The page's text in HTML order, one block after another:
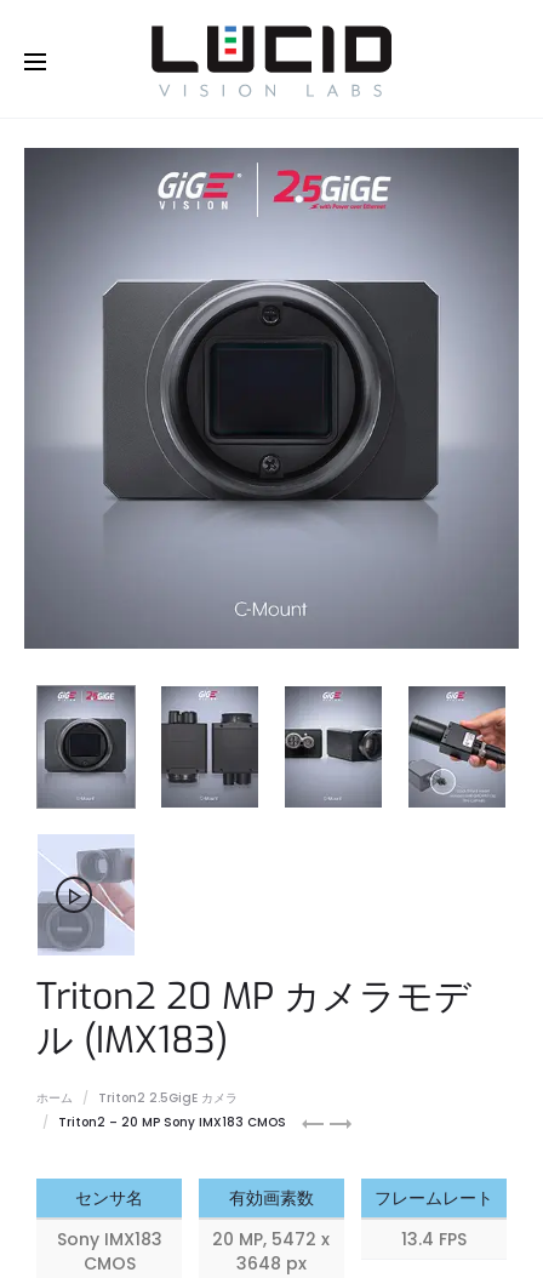
Triton2 20 MP カメラモデ
ル (IMX183)
ホーム
Triton2 2.5GigE カメラ
Triton2 – 20 MP Sony IMX183 CMOS
Triton2
カ
メ
ラ
モ
Triton2
メ
ラ
センサ名
Sony IMX183
CMOS
有効画素数
20 MP, 5472 x
3648 px
フレームレート
13.4 FPS